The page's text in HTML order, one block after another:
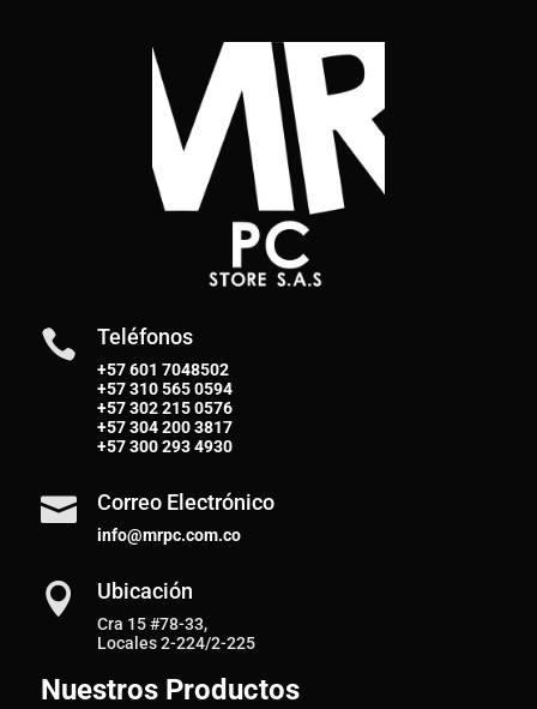
 Teléfonos
+57 601 7048502
+57310 565 0594
+57302 215 0576
+57304 200 3817
+57300 293 4930
 Correo Electrónico
info@mrpc.com.co
 Ubicación
Cra 15 #78-33,
Locales 2-224/2-225
Nuestros Productos